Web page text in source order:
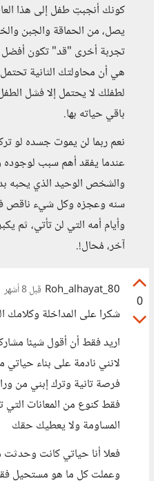
كونك أنجبتِ طفل إلى هذا
يصل، من الحماقة والجبن
تجربة أخرى "قد" تكون أفضل
هي أن محاولتك الثانية
لطفلك لا يحتمل إلا فشل
باقي حياته بها.
نعم ربما لن يموت جسده لو
عندما يفقد أهم سبب لوجوده
والشخص الوحيد الذي
سنه وعجزه وكل شيء ناقص
وأيام أمه التي لن تأتي،
آخر، مُحال!.
0
Roh_alhayat_80 قبل 8 أشهر
شكرا على المداخلة وكلامك
اريد فقط أن أقول شيئا
لانني نادمة على بناء
فرصة تانية وترك إبني من
فقط كنوع من المعانات
المساومة ولا يعطيك حقك
فعلا أنا حياتي كانت
وعملت كل ما هو مستحيل